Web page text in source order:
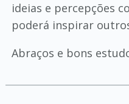
ideias e percepções
poderá inspirar
Abraços e bons